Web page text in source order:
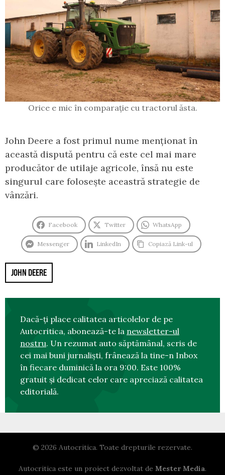
Orice e mic în comparație cu tractorul ăsta.
John Deere a fost primul nume menționat în
această dispută pentru că este cel mai mare
producător de utilaje agricole, însă nu este
singurul care folosește aceastră strategie de
vânzări.
Facebook Twitter WhatsApp
Messenger LinkedIn Copiază Link-ul
JOHN DEERE
Dacă-ți place calitatea articolelor de pe
Autocritica, abonează-te la newsletter-ul
nostru. Un rezumat auto săptămânal, scris de
cei mai buni jurnaliști, frânează la tine-n Inbox
în fiecare duminică la ora 9:00. Este 100%
gratuit și dedicat celor care apreciază calitatea
editorială.
© 2026 Autocritica. Toate drepturile rezervate.
Autocritica este un proiect dezvoltat de Mester Media.